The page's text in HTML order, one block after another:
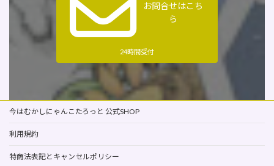
お問合せはこち
ら
24時間受付
今はむかしにゃんこたろっと 公式SHOP
利用規約
特商法表記とキャンセルポリシー